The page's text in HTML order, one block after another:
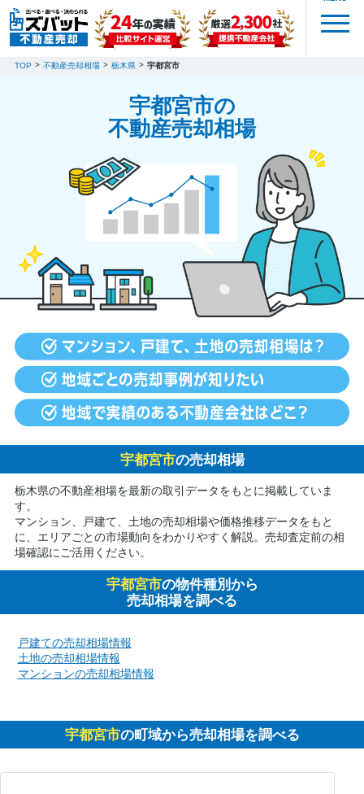
TOP 不動産売却相場 栃木県 宇都宮市
宇都宮市の
不動産売却相場
宇都宮市の売却相場
栃木県の不動産相場を最新の取引データをもとに掲載していま
す。
マンション、戸建て、土地の売却相場や価格推移データをもと
に、エリアごとの市場動向をわかりやすく解説。売却査定前の相
場確認にご活用ください。
宇都宮市の物件種別から
売却相場を調べる
戸建ての売却相場情報
土地の売却相場情報
マンションの売却相場情報
宇都宮市の町域から売却相場を調べる